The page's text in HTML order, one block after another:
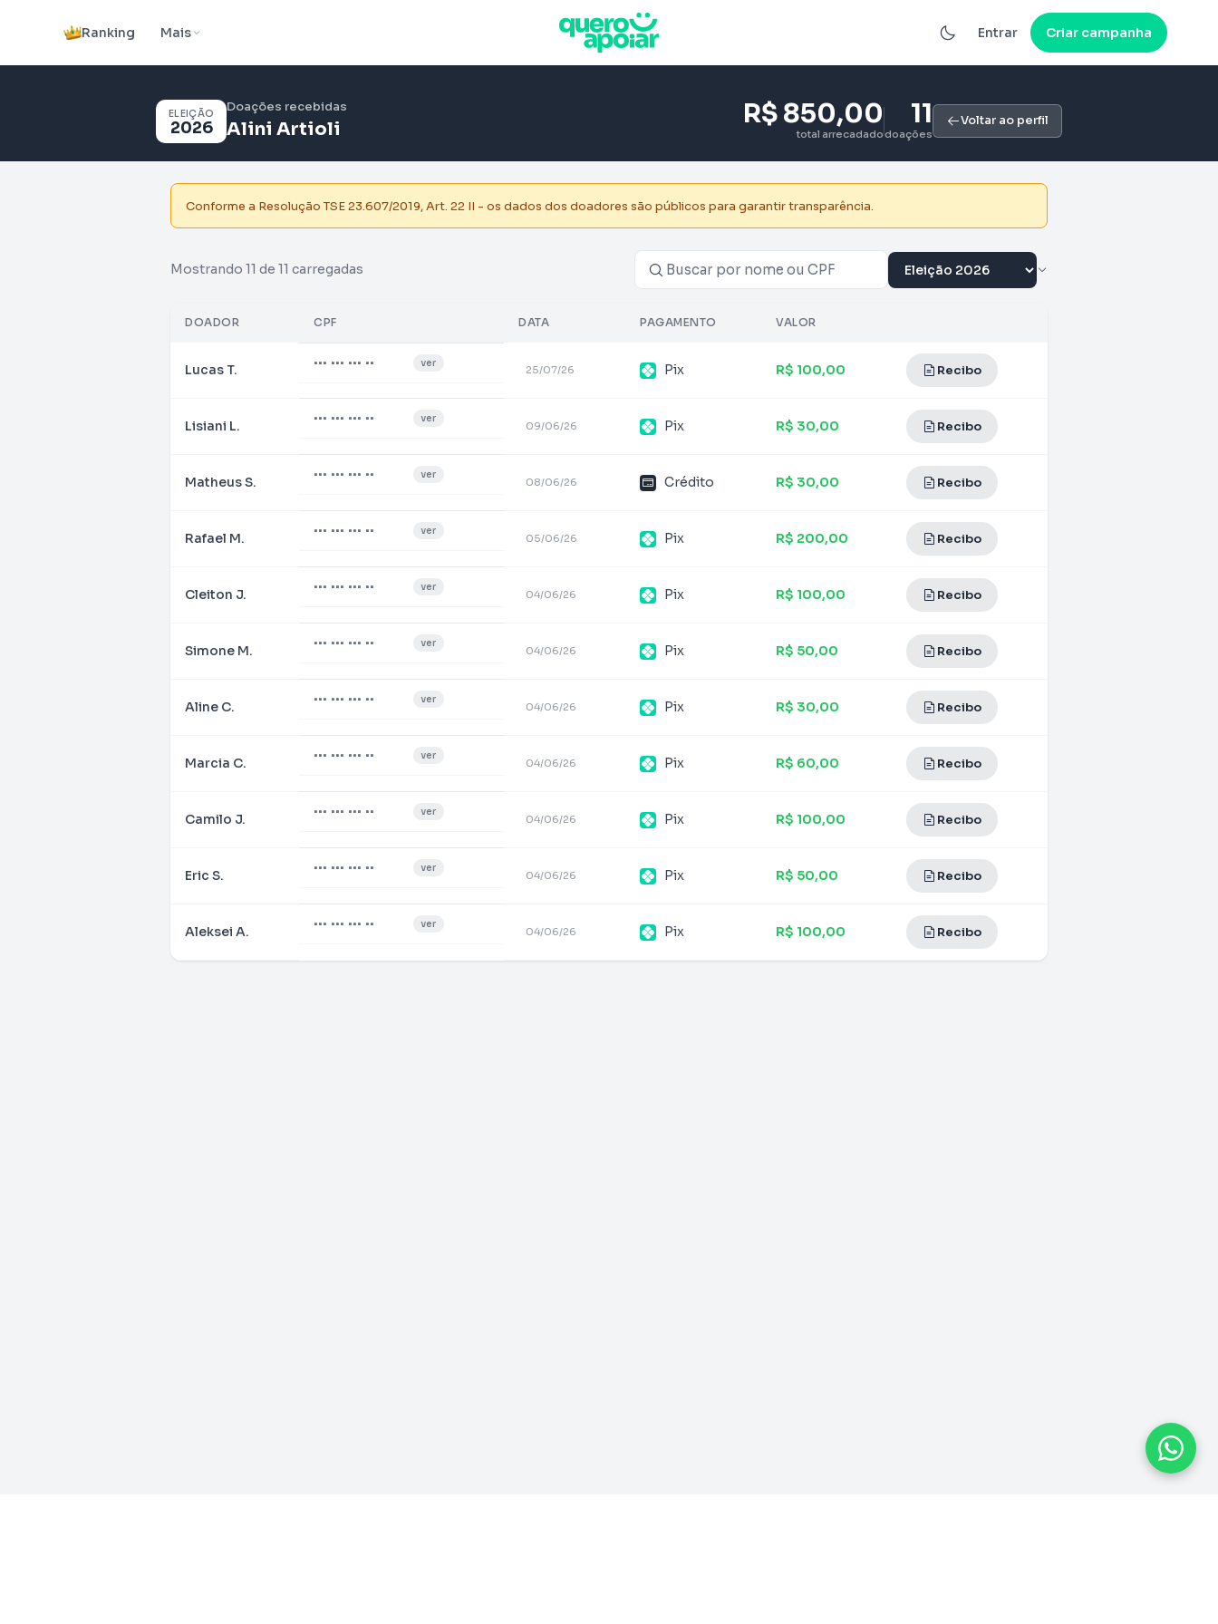
Ranking Mais Entrar Criar campanha
ELEIÇÃO
2026
Doações recebidas
Alini Artioli R$ 850,00
total arrecadado
11
doações
Voltar ao perfil
Conforme a Resolução TSE 23.607/2019, Art. 22 II - os dados dos doadores são públicos para garantir transparência.
Mostrando 11 de 11 carregadas
DOADOR CPF DATA PAGAMENTO VALOR
Lucas T. ••• ••• ••• •• ver
25/07/26 Pix R$ 100,00 Recibo
Lisiani L. ••• ••• ••• •• ver
09/06/26 Pix R$ 30,00 Recibo
Matheus S. ••• ••• ••• •• ver
08/06/26 Crédito R$ 30,00 Recibo
Rafael M. ••• ••• ••• •• ver
05/06/26 Pix R$ 200,00 Recibo
Cleiton J. ••• ••• ••• •• ver
04/06/26 Pix R$ 100,00 Recibo
Simone M. ••• ••• ••• •• ver
04/06/26 Pix R$ 50,00 Recibo
Aline C. ••• ••• ••• •• ver
04/06/26 Pix R$ 30,00 Recibo
Marcia C. ••• ••• ••• •• ver
04/06/26 Pix R$ 60,00 Recibo
Camilo J. ••• ••• ••• •• ver
04/06/26 Pix R$ 100,00 Recibo
Eric S. ••• ••• ••• •• ver
04/06/26 Pix R$ 50,00 Recibo
Aleksei A. ••• ••• ••• •• ver
04/06/26 Pix R$ 100,00 Recibo